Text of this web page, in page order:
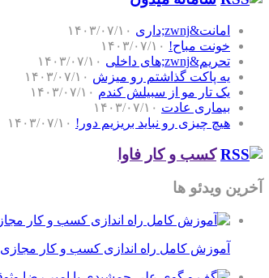
امانت&zwnj;داری
۱۴۰۳/۰۷/۱۰
خونت مباح! ۱۴۰۳/۰۷/۱۰
تحریم&zwnj;های داخلی
۱۴۰۳/۰۷/۱۰
یه پاکت گذاشتم رو میزش ۱۴۰۳/۰۷/۱۰
یک تار مو از سبیلش کندم ۱۴۰۳/۰۷/۱۰
بیماری عادت ۱۴۰۳/۰۷/۱۰
هیچ چیزی رو نباید بریزیم دور! ۱۴۰۳/۰۷/۱۰
کسب و کار فاوا
آخرین ویدئو ها
آموزش کامل راه اندازی کسب و کار مجازی